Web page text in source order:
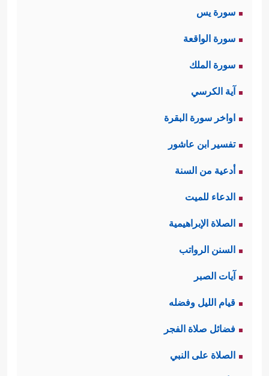
سورة يس
سورة الواقعة
سورة الملك
آية الكرسي
اواخر سورة البقرة
تفسير ابن عاشور
أدعية من السنة
الدعاء للميت
الصلاة الإبراهيمية
السنن الرواتب
آيات الصبر
قيام الليل وفضله
فضائل صلاة الفجر
الصلاة على النبي